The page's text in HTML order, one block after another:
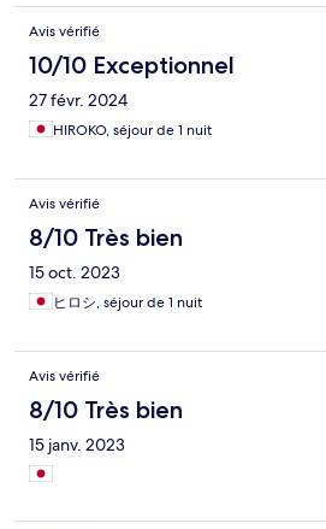
Avis vérifié
10/10 Exceptionnel
27 févr. 2024
HIROKO, séjour de 1 nuit
Avis vérifié
8/10 Très bien
15 oct. 2023
ヒロシ, séjour de 1 nuit
Avis vérifié
8/10 Très bien
15 janv. 2023